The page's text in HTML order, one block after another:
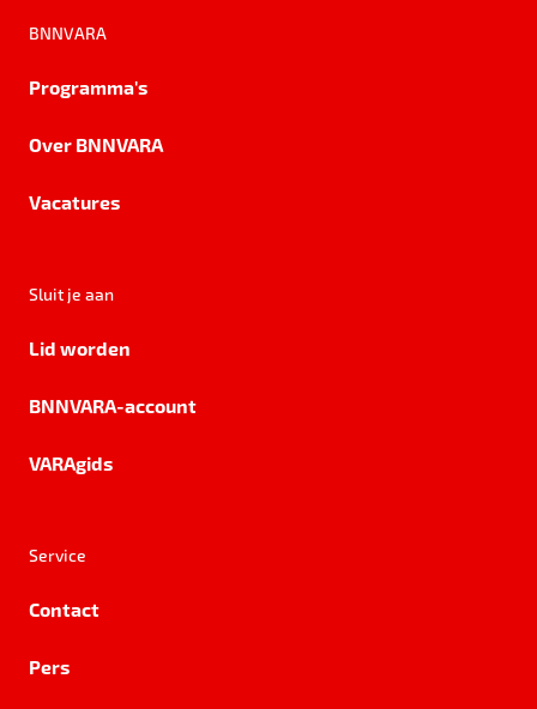
BNNVARA
Programma's
Over BNNVARA
Vacatures
Sluit je aan
Lid worden
BNNVARA-account
VARAgids
Service
Contact
Pers